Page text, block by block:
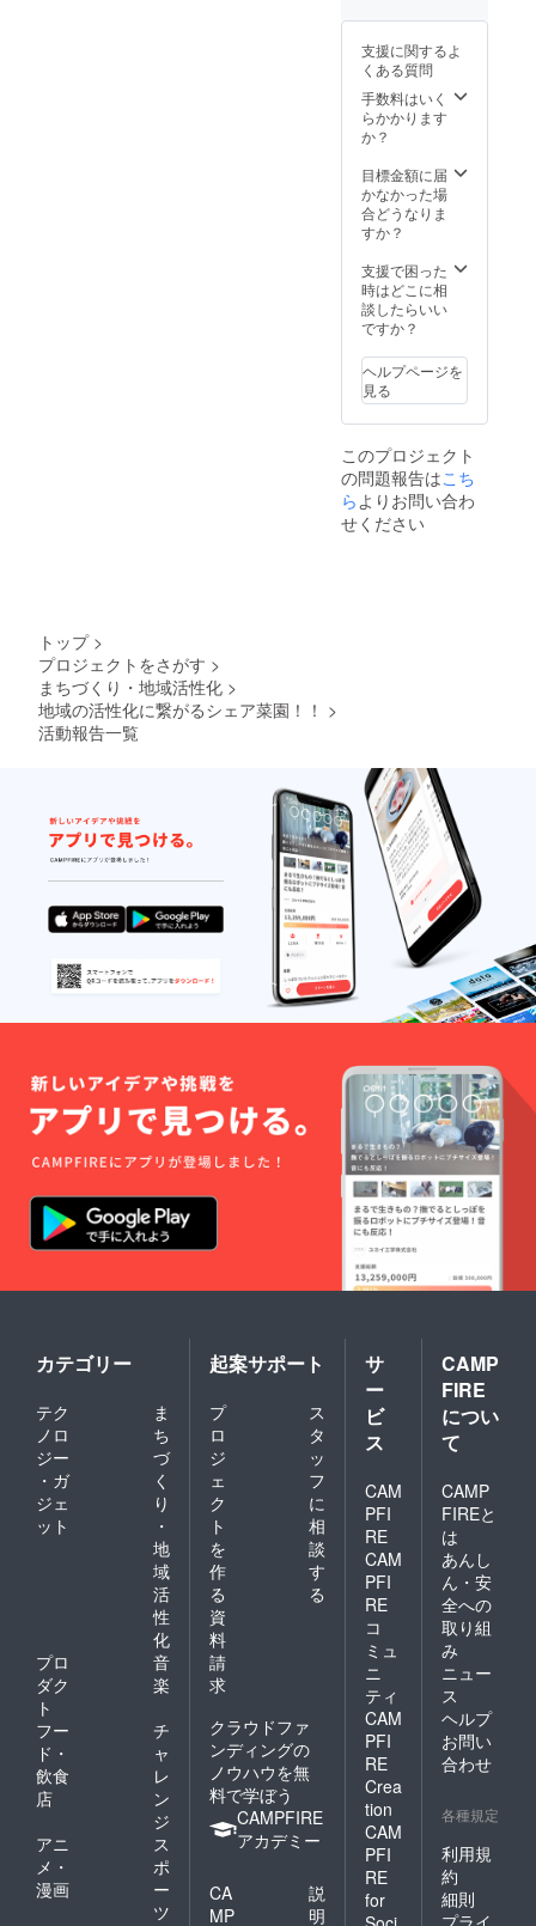
マツ
ナ・ホ
ウレン
ソウ・
チンゲ
ンサ
リ・エ
ダマ
メ・イ
ロッコ
リー・
ミズ
ナ・ト
ピーマ
ン・シ
シトウ
など
種類植
え付け
可能で
す。 要
望野菜
りま
す。
わけて
能。 6
月から
3ヶ月間
になり
ます。
期は相
談で大
丈夫で
す。 植
可能野
菜 ダイ
コン・
ニンジ
キャベ
ツ・コ
マツ
ナ・ホ
ソウ・
チンゲ
ンサ
イ・
キュウ
ン・シ
シトウ
など １
０種類
植え付
け可能
です。
要望野
菜あれ
ば対応
できる
場合も
ありま
す。 ※
泊費な
どは自
費にな
りま
す。
支援に関するよ
くある質問
手数料はいく
らかかります
か？
目標金額に届
かなかった場
合どうなりま
すか？
支援で困った
時はどこに相
談したらいい
ですか？
ヘルプページを
見る
このプロジェクト
の問題報告はこち
ら よりお問い合わ
せください
トップ >
プロジェクトをさがす >
まちづくり・地域活性化 >
地域の活性化に繋がるシェア菜園！！ >
活動報告一覧
カテゴリー
テク
ノロ
ジー
・ガ
ジェ
ット
ま
ち
づ
く
り
・
地
域
活
性
化
プロ
ダク
ト
音
楽
フー
ド・
飲食
店
チ
ャ
レ
ン
ジ
アニ
メ・
漫画
ス
ポ
ー
ツ
起案サポート
プ
ロ
ジ
ェ
ク
ト
を
作
る
ス
タ
ッ
フ
に
相
談
す
る
資
料
請
求
クラウドファ
ンディングの
ノウハウを無
料で学ぼう
CAMPFIRE
アカデミー
CA
MP
説
明
サ
ー
ビ
ス
CAM
PFI
RE
CAM
PFI
RE
コ
ミュ
ニ
ティ
CAM
PFI
RE
Crea
tion
CAM
PFI
RE
for
CAMP
FIRE
につい
て
CAMP
FIREと
は
あんし
ん・安
全への
取り組
み
ニュー
ス
ヘルプ
お問い
合わせ
各種規定
利用規
約
細則
プライ